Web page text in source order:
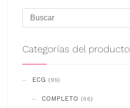
múltiples
Las
pueden
elegir
Categorías del producto
ECG (95)
COMPLETO (66)